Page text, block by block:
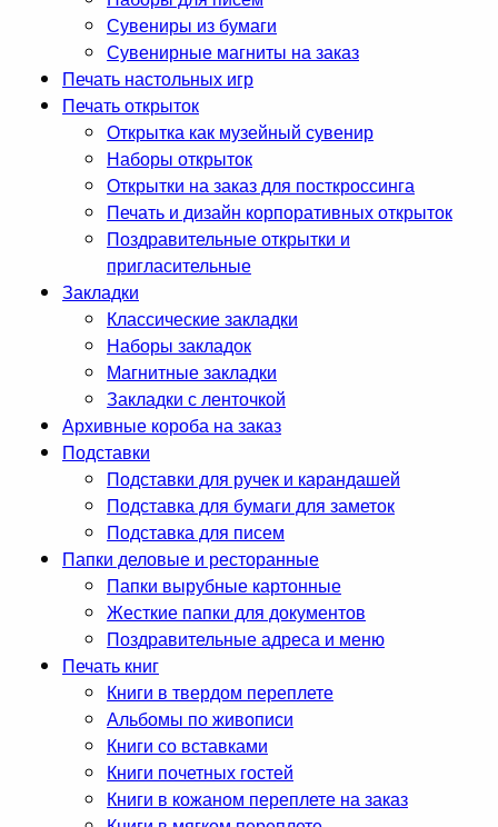
Сувениры из бумаги
Сувенирные магниты на заказ
Печать настольных игр
Печать открыток
Открытка как музейный сувенир
Наборы открыток
Открытки на заказ для посткроссинга
Печать и дизайн корпоративных открыток
Поздравительные открытки и
пригласительные
Закладки
Классические закладки
Наборы закладок
Магнитные закладки
Закладки с ленточкой
Архивные короба на заказ
Подставки
Подставки для ручек и карандашей
Подставка для бумаги для заметок
Подставка для писем
Папки деловые и ресторанные
Папки вырубные картонные
Жесткие папки для документов
Поздравительные адреса и меню
Печать книг
Книги в твердом переплете
Альбомы по живописи
Книги со вставками
Книги почетных гостей
Книги в кожаном переплете на заказ